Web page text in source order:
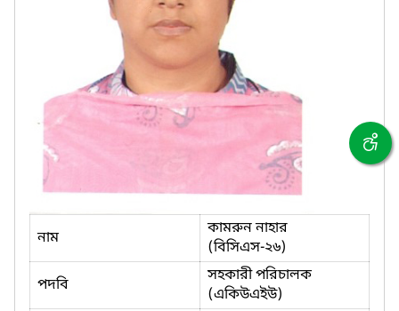
নাম
কামরুন নাহার
(বিসিএস-২৬)
পদবি
সহকারী পরিচালক
(একিউএইউ)